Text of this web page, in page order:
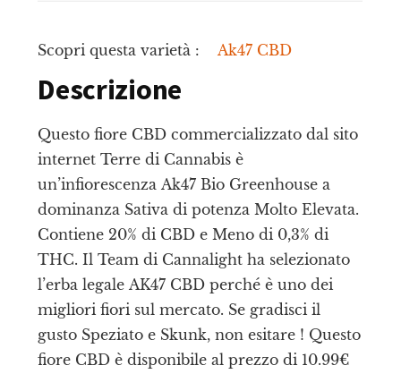
Scopri questa varietà : Ak47 CBD
Descrizione
Questo fiore CBD commercializzato dal sito
internet Terre di Cannabis è
un’infiorescenza Ak47 Bio Greenhouse a
dominanza Sativa di potenza Molto Elevata.
Contiene 20% di CBD e Meno di 0,3% di
THC. Il Team di Cannalight ha selezionato
l’erba legale AK47 CBD perché è uno dei
migliori fiori sul mercato. Se gradisci il
gusto Speziato e Skunk, non esitare ! Questo
fiore CBD è disponibile al prezzo di 10.99€